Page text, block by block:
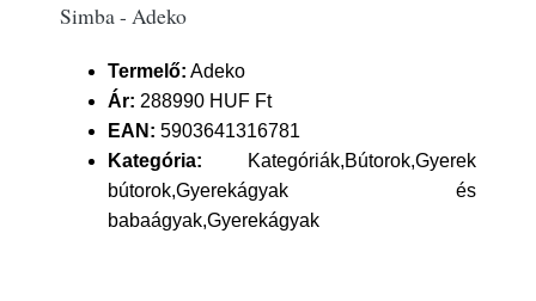
Simba - Adeko
Termelő: Adeko
Ár: 288990 HUF Ft
EAN: 5903641316781
Kategória: Kategóriák,Bútorok,Gyerek
bútorok,Gyerekágyak és
babaágyak,Gyerekágyak